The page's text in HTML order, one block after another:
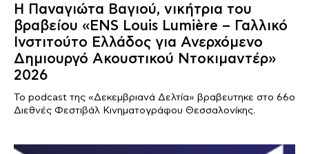
Η Παναγιώτα Βαγιού, νικήτρια του
βραβείου «ENS Louis Lumière – Γαλλικό
Ινστιτούτο Ελλάδος για Ανερχόμενο
Δημιουργό Ακουστικού Ντοκιμαντέρ»
2026
Το podcast της «Δεκεμβριανά Δελτία» βραβευτηκε στο 66ο
Διεθνές Φεστιβάλ Κινηματογράφου Θεσσαλονίκης.